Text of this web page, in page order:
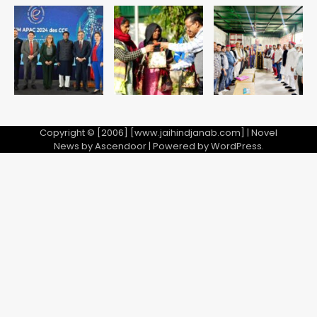
Copyright © [2006] [www.jaihindjanab.com] | Novel
News byAscendoor| Powered byWordPress.